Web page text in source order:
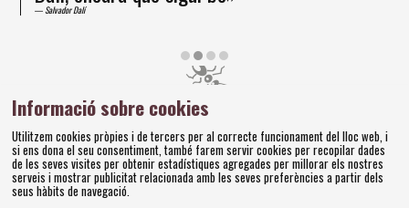
Salvador Dalí
Figueres
Tel. 972 677 520 |amics@fundaciodali.org
Sitemap | Avís Legal
Informació sobre cookies
Utilitzem cookies pròpies i de tercers per al correcte funcionament del lloc web, i
si ens dona el seu consentiment, també farem servir cookies per recopilar dades
de les seves visites per obtenir estadístiques agregades per millorar els nostres
serveis i mostrar publicitat relacionada amb les seves preferències a partir dels
seus hàbits de navegació.